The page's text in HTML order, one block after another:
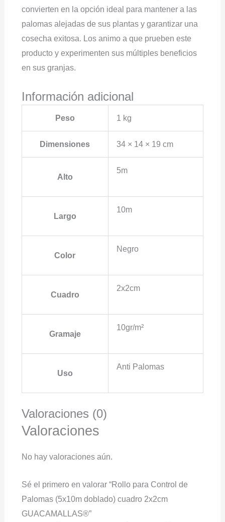
convierten en la opción ideal para mantener a las
palomas alejadas de sus plantas y garantizar una
cosecha exitosa. Los animo a que prueben este
producto y experimenten sus múltiples beneficios
en sus granjas.
Información adicional
Peso 1 kg
Dimensiones 34 × 14 × 19 cm
Alto
5m
Largo
10m
Color
Negro
Cuadro
2x2cm
Gramaje
10gr/m²
Uso
Anti Palomas
Valoraciones (0)
Valoraciones
No hay valoraciones aún.
Sé el primero en valorar “Rollo para Control de
Palomas (5x10m doblado) cuadro 2x2cm
GUACAMALLAS®”